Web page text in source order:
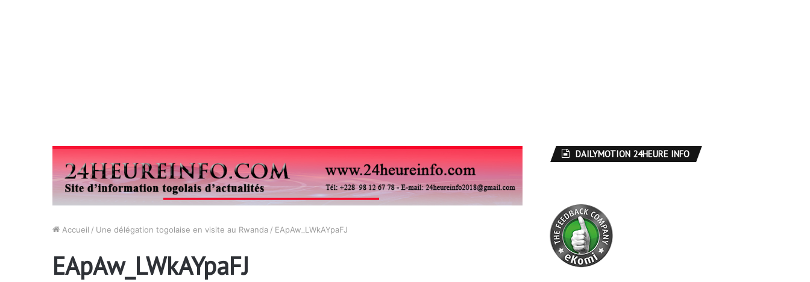
Accueil / Une délégation togolaise en visite au Rwanda / EApAw_LWkAYpaFJ
EApAw_LWkAYpaFJ
DAILYMOTION 24HEURE INFO